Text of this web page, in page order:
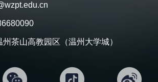
州茶山高教园区（温州大学城）